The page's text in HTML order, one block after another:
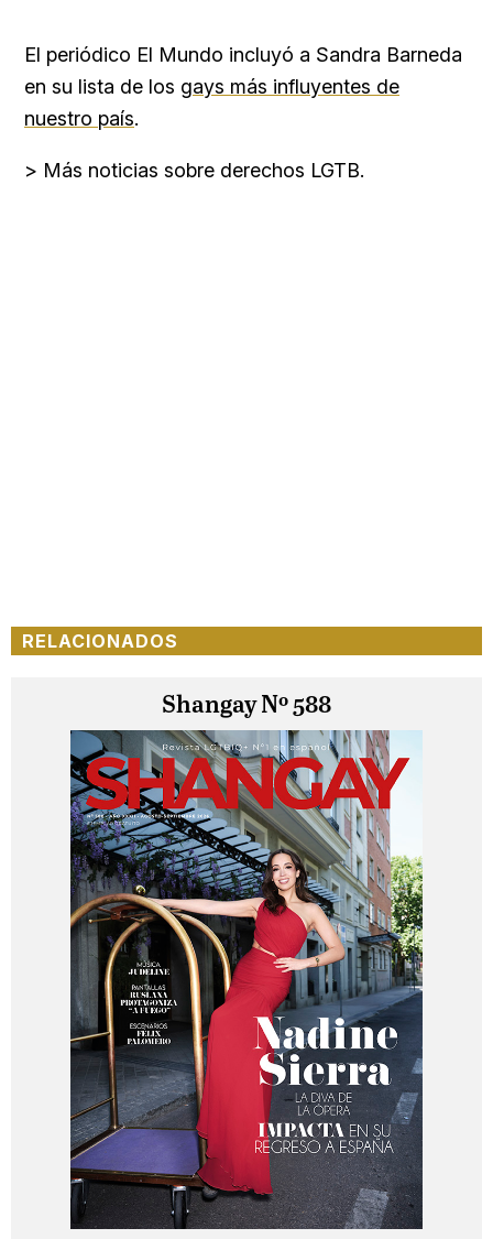
El periódico El Mundo incluyó a Sandra Barneda
en su lista de los gays más influyentes de
nuestro país.
> Más noticias sobre derechos LGTB.
RELACIONADOS
Shangay Nº 588